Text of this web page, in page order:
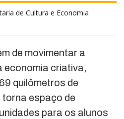
de Cultura e Economia
de movimentar a
economia criativa,
quilômetros de
espaço de
para os alunos